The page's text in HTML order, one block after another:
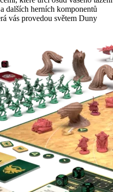
dalších herních komponentů
vás provedou světem Duny